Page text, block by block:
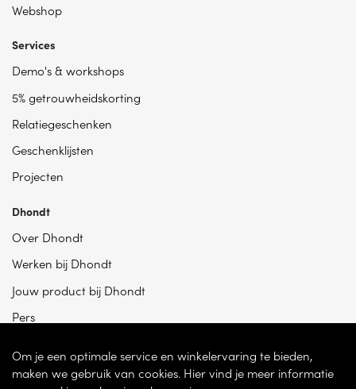
Webshop
Services
Demo's & workshops
5% getrouwheidskorting
Relatiegeschenken
Geschenklijsten
Projecten
Dhondt
Over Dhondt
Werken bij Dhondt
Jouw product bij Dhondt
Pers
Om je een optimale service en winkelervaring te bieden,
maken we gebruik van cookies. Hier vind je meer informatie